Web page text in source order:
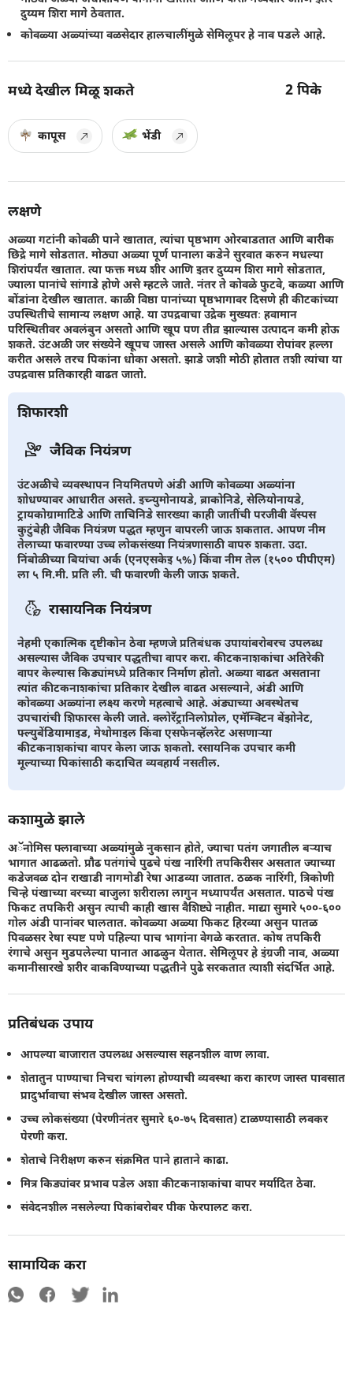
दुय्यम शिरा मागे ठेवतात.
कोवळ्या अळ्यांच्या वळसेदार हालचालींमुळे सेमिलूपर हे नाव पडले आहे.
मध्ये देखील मिळू शकते 2 पिके
कापूस भेंडी
लक्षणे
अळ्या गटांनी कोवळी पाने खातात, त्यांचा पृष्ठभाग ओरबाडतात आणि बारीक
छिद्रे मागे सोडतात. मोठ्या अळ्या पूर्ण पानाला कडेने सुरवात करुन मधल्या
शिरांपर्यंत खातात. त्या फक्त मध्य शीर आणि इतर दुय्यम शिरा मागे सोडतात,
ज्याला पानांचे सांगाडे होणे असे म्हटले जाते. नंतर ते कोवळे फुटवे, कळ्या आणि
बोंडांना देखील खातात. काळी विष्ठा पानांच्या पृष्ठभागावर दिसणे ही कीटकांच्या
उपस्थितीचे सामान्य लक्षण आहे. या उपद्रवाचा उद्रेक मुख्यतः हवामान
परिस्थितीवर अवलंबुन असतो आणि खूप पण तीव्र झाल्यास उत्पादन कमी होऊ
शकते. उंटअळी जर संख्येने खूपच जास्त असले आणि कोवळ्या रोपांवर हल्ला
करीत असले तरच पिकांना धोका असतो. झाडे जशी मोठी होतात तशी त्यांचा या
उपद्रवास प्रतिकारही वाढत जातो.
शिफारशी
जैविक नियंत्रण
उंटअळीचे व्यवस्थापन नियमितपणे अंडी आणि कोवळ्या अळ्यांना
शोधण्यावर आधारीत असते. इच्न्युमोनायडे, ब्राकोनिडे, सेलियोनायडे,
ट्रायकोग्रामाटिडे आणि ताचिनिडे सारख्या काही जातींची परजीवी वॅस्पस
कुटुंबेही जैविक नियंत्रण पद्धत म्हणुन वापरली जाऊ शकतात. आपण नीम
तेलाच्या फवारण्या उच्च लोकसंख्या नियंत्रणासाठी वापरु शकता. उदा.
निंबोळीच्या बियांचा अर्क (एनएसकेइ ५%) किंवा नीम तेल (१५०० पीपीएम)
ला ५ मि.मी. प्रति ली. ची फवारणी केली जाऊ शकते.
रासायनिक नियंत्रण
नेहमी एकात्मिक दृष्टीकोन ठेवा म्हणजे प्रतिबंधक उपायांबरोबरच उपलब्ध
असल्यास जैविक उपचार पद्धतीचा वापर करा. कीटकनाशकांचा अतिरेकी
वापर केल्यास किड्यांमध्ये प्रतिकार निर्माण होतो. अळ्या वाढत असताना
त्यांत कीटकनाशकांचा प्रतिकार देखील वाढत असल्याने, अंडी आणि
कोवळ्या अळ्यांना लक्ष्य करणे महत्वाचे आहे. अंड्याच्या अवस्थेतच
उपचारांची शिफारस केली जाते. क्लोरँट्रानिलोप्रोल, एमॅम्क्टिन बेंझोनेट,
फ्ल्युबेंडियामाइड, मेथोमाइल किंवा एसफेनव्हॅलरेट असणार्‍या
कीटकनाशकांचा वापर केला जाऊ शकतो. रसायनिक उपचार कमी
मूल्याच्या पिकांसाठी कदाचित व्यवहार्य नसतील.
कशामुळे झाले
अॅनोमिस फ्लावाच्या अळ्यांमुळे नुकसान होते, ज्याचा पतंग जगातील बऱ्याच
भागात आढळतो. प्रौढ पतंगांचे पुढचे पंख नारिंगी तपकिरीसर असतात ज्याच्या
कडेजवळ दोन राखाडी नागमोडी रेषा आडव्या जातात. ठळक नारिंगी, त्रिकोणी
चिन्हे पंखाच्या वरच्या बाजुला शरीराला लागुन मध्यापर्यंत असतात. पाठचे पंख
फिकट तपकिरी असुन त्याची काही खास वैशिष्ट्ये नाहीत. माद्या सुमारे ५००-६००
गोल अंडी पानांवर घालतात. कोवळ्या अळ्या फिकट हिरव्या असुन पातळ
पिवळसर रेषा स्पष्ट पणे पहिल्या पाच भागांना वेगळे करतात. कोष तपकिरी
रंगाचे असुन मुडपलेल्या पानात आढळुन येतात. सेमिलूपर हे इंग्रजी नाव, अळ्या
कमानीसारखे शरीर वाकविण्याच्या पद्धतीने पुढे सरकतात त्याशी संदर्भित आहे.
प्रतिबंधक उपाय
आपल्या बाजारात उपलब्ध असल्यास सहनशील वाण लावा.
शेतातुन पाण्याचा निचरा चांगला होण्याची व्यवस्था करा कारण जास्त पावसात
प्रादुर्भावाचा संभव देखील जास्त असतो.
उच्च लोकसंख्या (पेरणीनंतर सुमारे ६०-७५ दिवसात) टाळण्यासाठी लवकर
पेरणी करा.
शेताचे निरीक्षण करुन संक्रमित पाने हाताने काढा.
मित्र किड्यांवर प्रभाव पडेल अशा कीटकनाशकांचा वापर मर्यादित ठेवा.
संवेदनशील नसलेल्या पिकांबरोबर पीक फेरपालट करा.
सामायिक करा